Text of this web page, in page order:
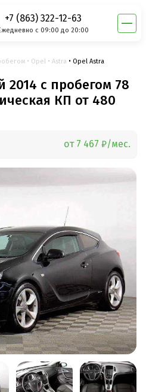
+7 (863) 322-12-63
с 09:00 до 20:00
Opel Astra Opel Astra
с пробегом 78
КП от 480
от 7 467 ₽/мес.